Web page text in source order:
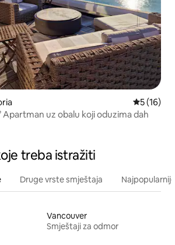
Prosječna
5 (16)
Apartman uz obalu koji oduzima dah
treba istražiti
Druge vrste smještaja
Vancouver
Smještaji za odmor